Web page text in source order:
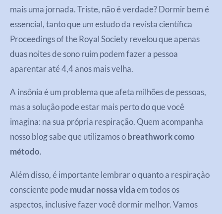
mais uma jornada. Triste, não é verdade? Dormir bem é
essencial, tanto que um estudo da revista científica
Proceedings of the Royal Society revelou que apenas
duas noites de sono ruim podem fazer a pessoa
aparentar até 4,4 anos mais velha.
A insônia é um problema que afeta milhões de pessoas,
mas a solução pode estar mais perto do que você
imagina: na sua própria respiração. Quem acompanha
nosso blog sabe que utilizamos obreathwork como
método.
Além disso, é importante lembrar o quanto a respiração
consciente pode mudar nossa vidaem todos os
aspectos, inclusive fazer você dormir melhor. Vamos